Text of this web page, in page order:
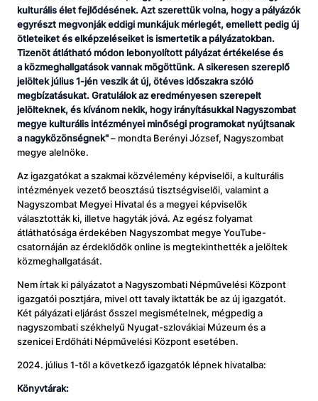
kulturális élet fejlődésének. Azt szerettük volna, hogy a pályázók
egyrészt megvonják eddigi munkájuk mérlegét, emellett pedig új
ötleteiket és elképzeléseiket is ismertetik a pályázatokban.
Tizenöt átlátható módon lebonyolított pályázat értékelése és
a közmeghallgatások vannak mögöttünk. A sikeresen szereplő
jelöltek július 1-jén veszik át új, ötéves időszakra szóló
megbízatásukat. Gratulálok az eredményesen szerepelt
jelölteknek, és kívánom nekik, hogy irányításukkal Nagyszombat
megye kulturális intézményei minőségi programokat nyújtsanak
a nagyközönségnek"– mondta Berényi József, Nagyszombat
megye alelnöke.
Az igazgatókat a szakmai közvélemény képviselői, a kulturális
intézmények vezető beosztású tisztségviselői, valamint a
Nagyszombat Megyei Hivatal és a megyei képviselők
választották ki, illetve hagyták jóvá. Az egész folyamat
átláthatósága érdekében Nagyszombat megye YouTube-
csatornáján az érdeklődők online is megtekinthették a jelöltek
közmeghallgatását.
Nem írtak ki pályázatot a Nagyszombati Népművelési Központ
igazgatói posztjára, mivel ott tavaly iktatták be az új igazgatót.
Két pályázati eljárást ősszel megismételnek, mégpedig a
nagyszombati székhelyű Nyugat-szlovákiai Múzeum és a
szenicei Erdőháti Népművelési Központ esetében.
2024. július 1-től a következő igazgatók lépnek hivatalba:
Könyvtárak: